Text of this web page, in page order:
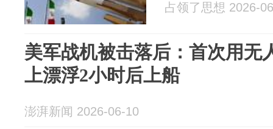
占领了思想 2026-
美军战机被击落后：首次用无
上漂浮2小时后上船
澎湃新闻 2026-06-10